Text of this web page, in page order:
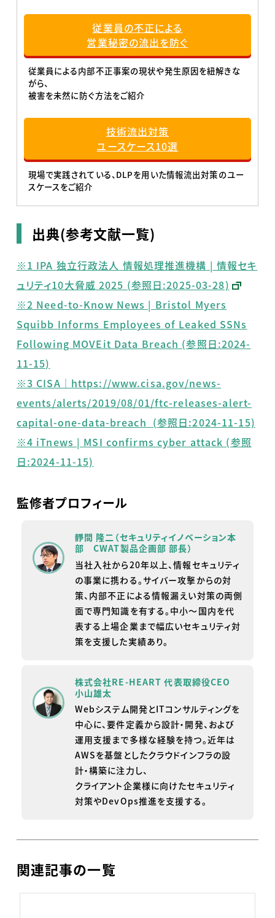
従業員の不正による
営業秘密の流出を防ぐ
従業員による内部不正事案の現状や発生原因を紐解きな
がら、
被害を未然に防ぐ方法をご紹介
技術流出対策
ユースケース10選
現場で実践されている、DLPを用いた情報流出対策のユー
スケースをご紹介
出典(参考文献一覧)
※1 IPA 独立行政法人 情報処理推進機構 | 情報セキ
ュリティ10大脅威 2025 (参照日:2025-03-28)
※2 Need-to-Know News | Bristol Myers
Squibb Informs Employees of Leaked SSNs
Following MOVEit Data Breach (参照日:2024-
11-15)
※3 CISA｜https://www.cisa.gov/news-
events/alerts/2019/08/01/ftc-releases-alert-
capital-one-data-breach (参照日:2024-11-15)
※4 iTnews | MSI confirms cyber attack (参照
日:2024-11-15)
監修者プロフィール
靜間 隆二（セキュリティイノベーション本
部 CWAT製品企画部 部長）
当社入社から20年以上、情報セキュリティ
の事業に携わる。サイバー攻撃からの対
策、内部不正による情報漏えい対策の両側
面で専門知識を有する。中小～国内を代
表する上場企業まで幅広いセキュリティ対
策を支援した実績あり。
株式会社RE-HEART 代表取締役CEO
小山雄太
Webシステム開発とITコンサルティングを
中心に、要件定義から設計・開発、および
運用支援まで多様な経験を持つ。近年は
AWSを基盤としたクラウドインフラの設
計・構築に注力し、
クライアント企業様に向けたセキュリティ
対策やDevOps推進を支援する。
関連記事の一覧